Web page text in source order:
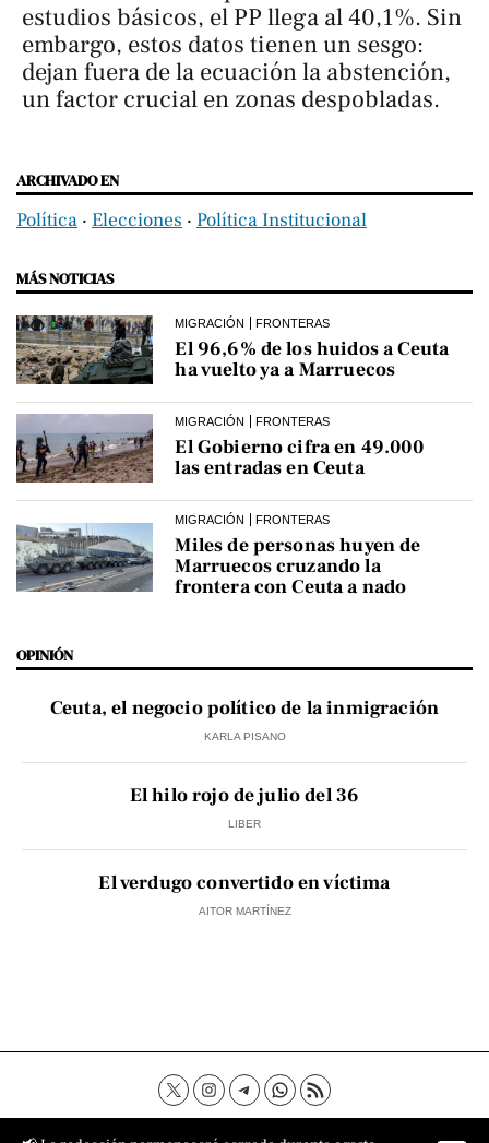
estudios básicos, el PP llega al 40,1%. Sin
embargo, estos datos tienen un sesgo:
dejan fuera de la ecuación la abstención,
un factor crucial en zonas despobladas.
ARCHIVADO EN
Política ‧ Elecciones ‧ Política Institucional
MÁS NOTICIAS
MIGRACIÓN FRONTERAS
El 96,6% de los huidos a Ceuta
ha vuelto ya a Marruecos
MIGRACIÓN FRONTERAS
El Gobierno cifra en 49.000
las entradas en Ceuta
MIGRACIÓN FRONTERAS
Miles de personas huyen de
Marruecos cruzando la
frontera con Ceuta a nado
OPINIÓN
Ceuta, el negocio político de la inmigración
KARLA PISANO
El hilo rojo de julio del 36
LIBER
El verdugo convertido en víctima
AITOR MARTÍNEZ
Contacto Aviso Legal Política de privacidad